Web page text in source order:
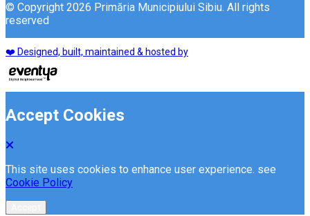
© Copyright 2026 Primăria Municipiului Sibiu. All rights
reserved
❤️ Designed, built, maintained & hosted by
Accept Cookies
This site uses cookies to enhance user experience. see
Cookie Policy